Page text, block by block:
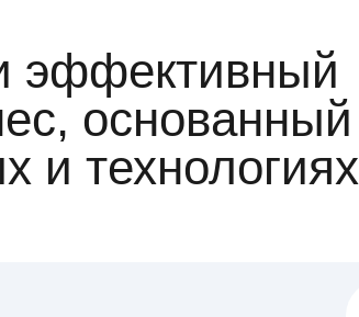
эффективный
основанный
и технологиях